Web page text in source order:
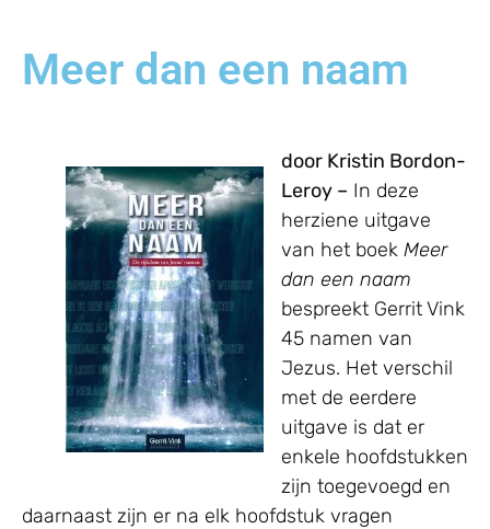
Meer dan een naam
door Kristin Bordon-
Leroy – In deze
herziene uitgave
van het boek Meer
dan een naam
bespreekt Gerrit Vink
45 namen van
Jezus. Het verschil
met de eerdere
uitgave is dat er
enkele hoofdstukken
zijn toegevoegd en
daarnaast zijn er na elk hoofdstuk vragen